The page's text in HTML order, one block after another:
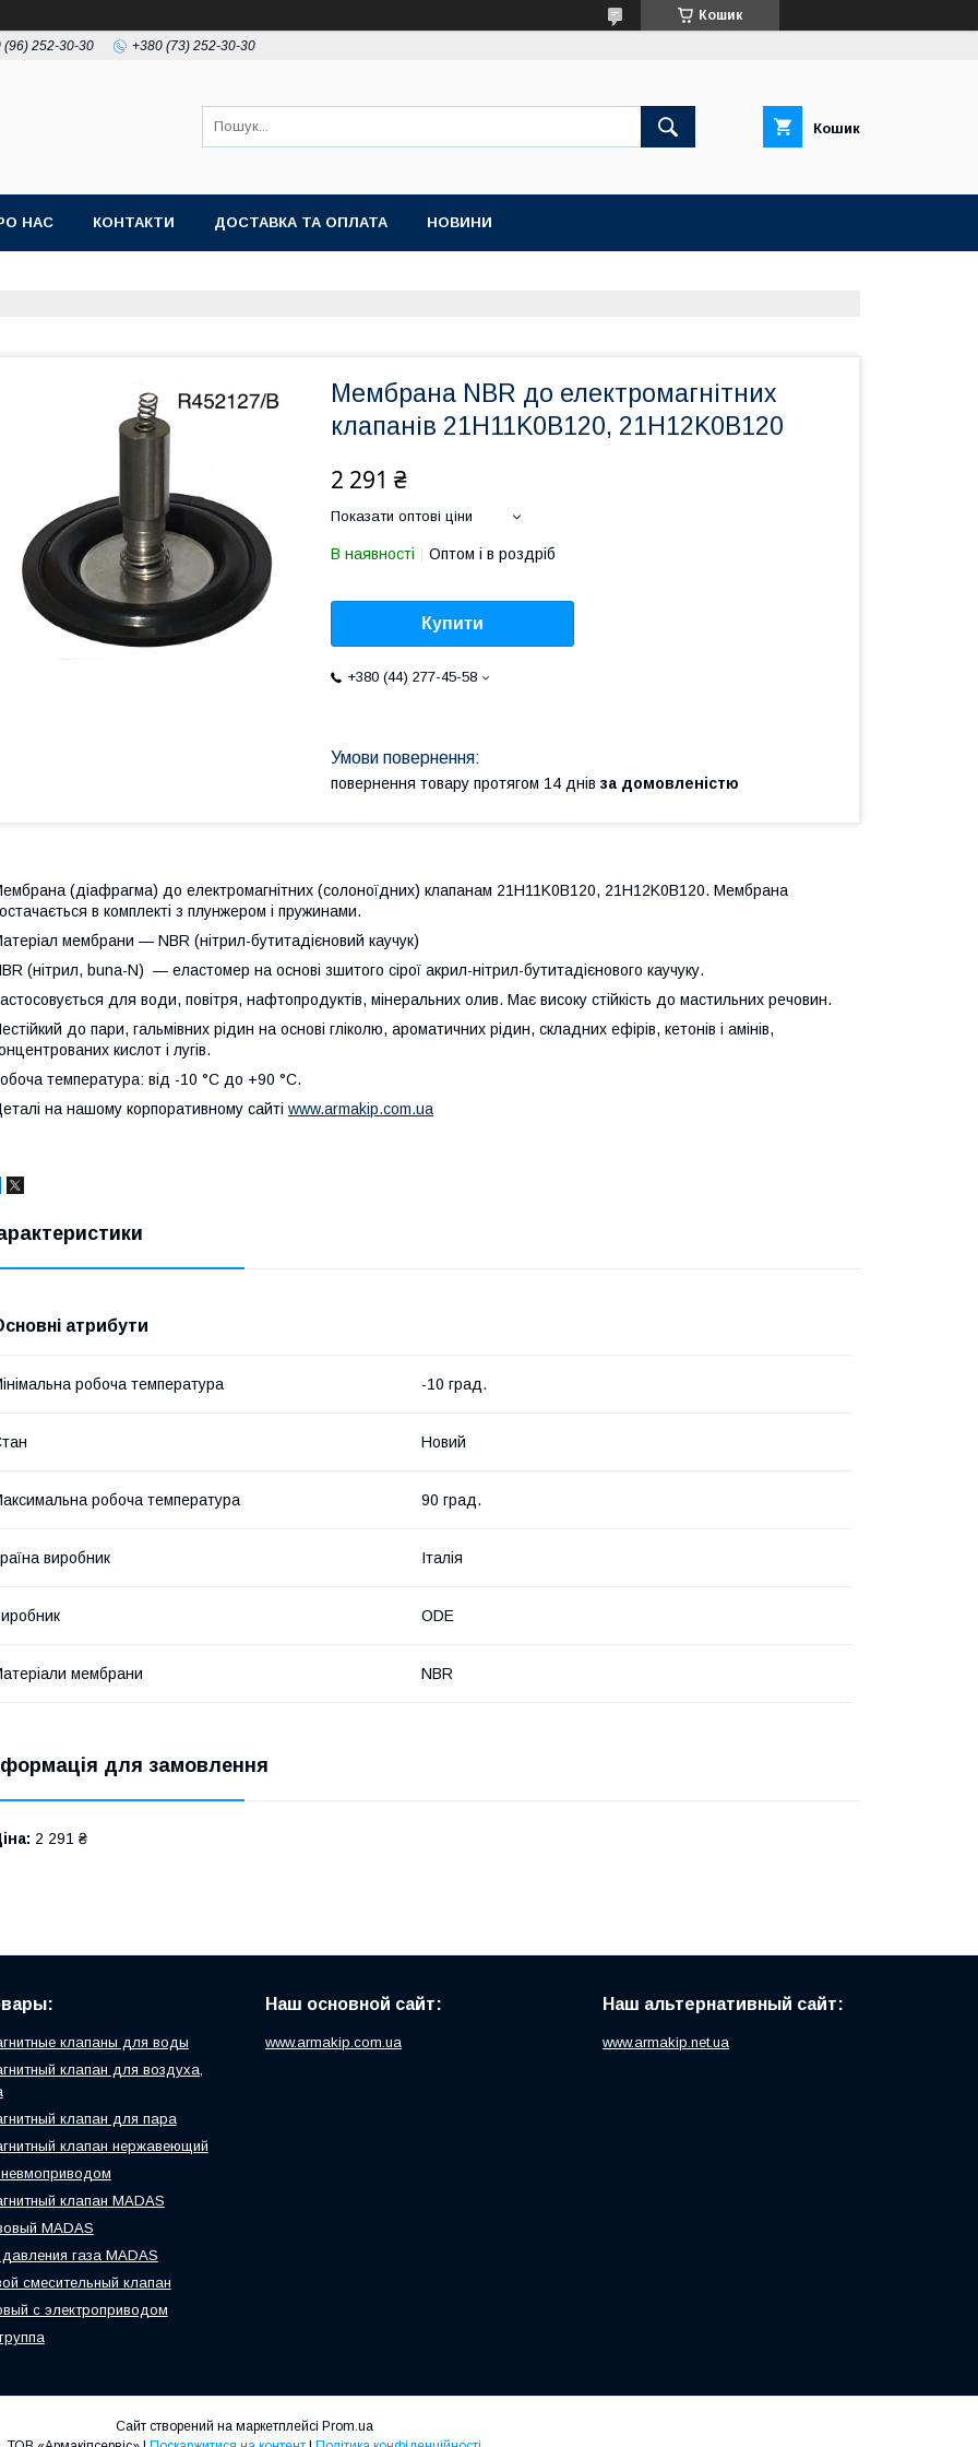
Кошик
(96) 252-30-30 +380 (73) 252-30-30
Кошик
НАС КОНТАКТИ ДОСТАВКА ТА ОПЛАТА НОВИНИ
Мембрана NBR до електромагнітних
клапанів 21H11K0B120, 21H12K0B120
2 291 ₴
Показати оптові ціни
В наявності Оптом і в роздріб
Купити
+380 (44) 277-45-58
повернення товару протягом 14 днів за домовленістю
(діафрагма) до електромагнітних (солоноїдних) клапанам 21H11K0B120, 21H12K0B120. Мембрана
в комплекті з плунжером і пружинами.
мембрани — NBR (нітрил-бутитадієновий каучук)
(нітрил, buna-N) — еластомер на основі зшитого сірої акрил-нітрил-бутитадієнового каучуку.
для води, повітря, нафтопродуктів, мінеральних олив. Має високу стійкість до мастильних речовин.
до пари, гальмівних рідин на основі гліколю, ароматичних рідин, складних ефірів, кетонів і амінів,
кислот і лугів.
температура: від -10 °C до +90 °C.
на нашому корпоративному сайті www.armakip.com.ua
атрибути
робоча температура -10 град.
Новий
робоча температура 90 град.
виробник Італія
ODE
мембрани NBR
для замовлення
2 291 ₴
клапаны для воды
клапан для воздуха,
клапан для пара
клапан нержавеющий
клапан MADAS
MADAS
газа MADAS
смесительный клапан
с электроприводом
Наш основной сайт:
www.armakip.com.ua
Наш альтернативный сайт:
www.armakip.net.ua
Сайт створений на маркетплейсі Prom.ua